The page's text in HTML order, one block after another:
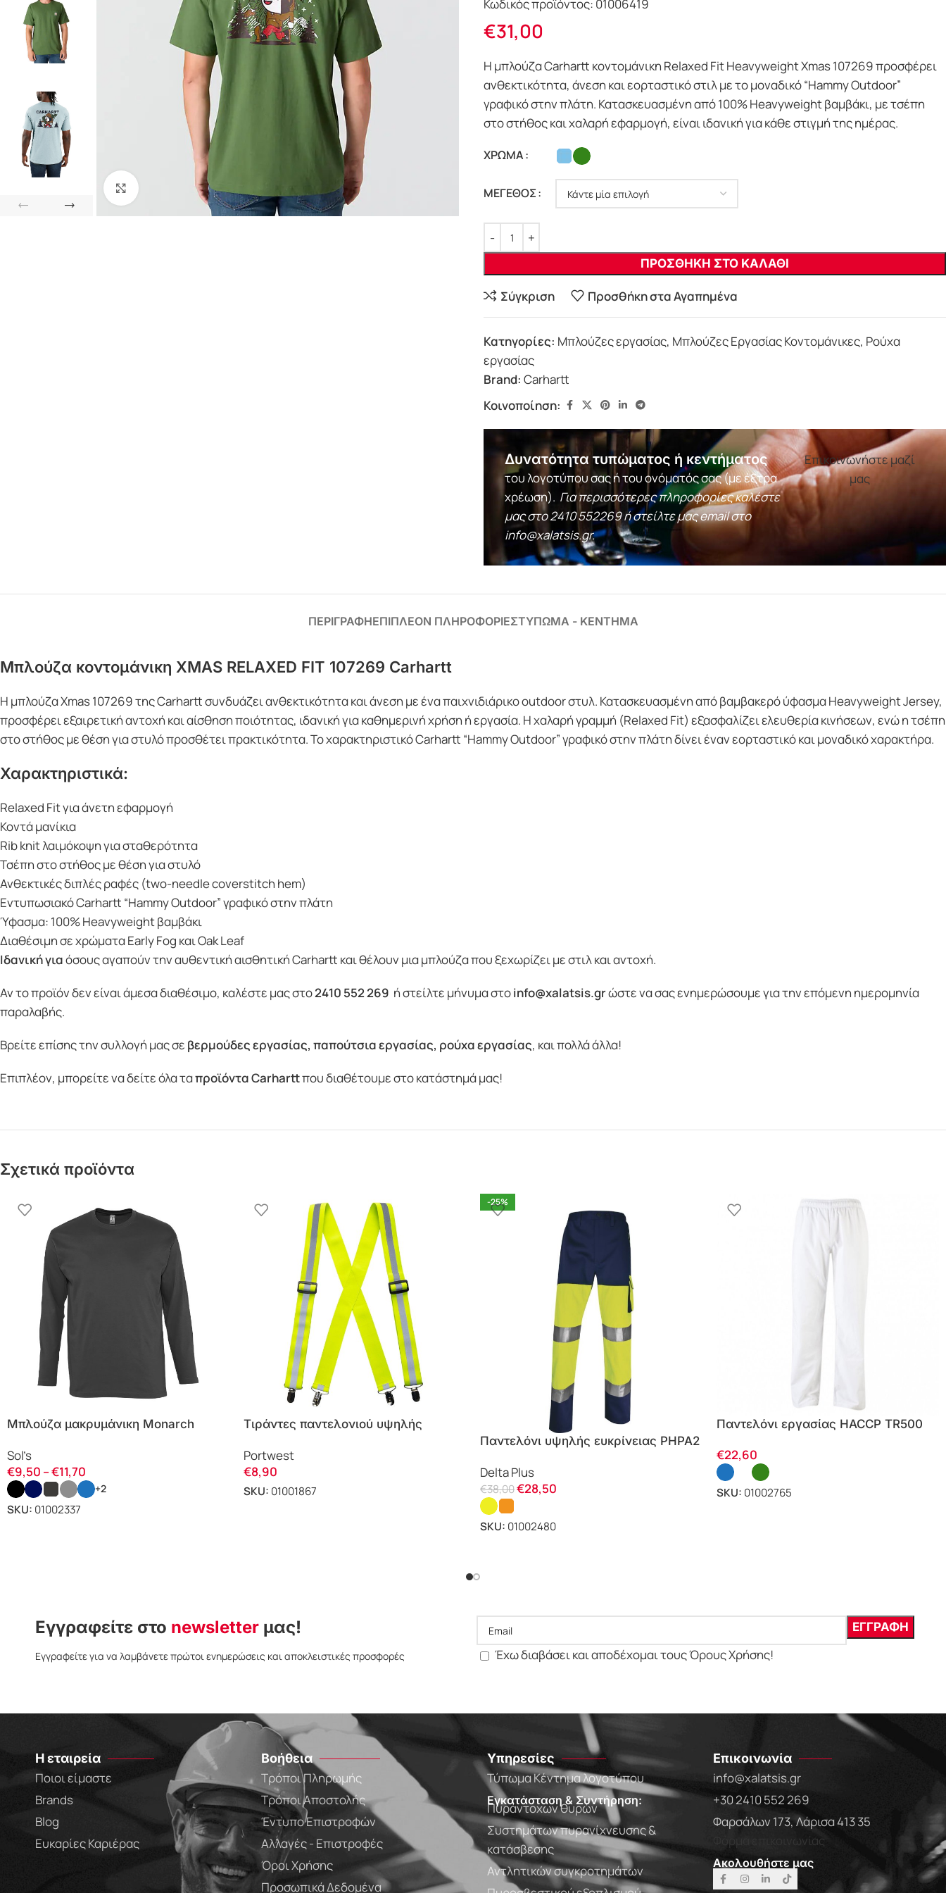
Click to enlarge
Κωδικός προϊόντος: 01006419
€31,00
Η μπλούζα Carhartt κοντομάνικη Relaxed Fit Heavyweight Xmas 107269 προσφέρει
ανθεκτικότητα, άνεση και εορταστικό στιλ με το μοναδικό “Hammy Outdoor”
γραφικό στην πλάτη. Κατασκευασμένη από 100% Heavyweight βαμβάκι, με τσέπη
στο στήθος και χαλαρή εφαρμογή, είναι ιδανική για κάθε στιγμή της ημέρας.
ΧΡΩΜΑ
ΜΕΓΕΘΟΣ
ΠΡΟΣΘΗΚΗ ΣΤΟ ΚΑΛΑΘΙ
Σύγκριση Προσθήκη στα Αγαπημένα
Κατηγορίες: Μπλούζες εργασίας, Μπλούζες Εργασίας Κοντομάνικες, Ρούχα
εργασίας
Brand: Carhartt
Κοινοποίηση:
Δυνατότητα τυπώματος ή κεντήματος
του λογοτύπου σας ή του ονόματός σας (με έξτρα
χρέωση). Για περισσότερες πληροφορίες καλέστε
μας στο2410 552269ή στείλτε μας email στο
info@xalatsis.gr.
Επικοινωνήστε μαζί
μας
ΠΕΡΙΓΡΑΦΗΕΠΙΠΛΕΟΝ ΠΛΗΡΟΦΟΡΙΕΣΤΥΠΩΜΑ - ΚΕΝΤΗΜΑ
Μπλούζα κοντομάνικη XMAS RELAXED FIT 107269 Carhartt
Η μπλούζα Xmas 107269 της Carhartt συνδυάζει ανθεκτικότητα και άνεση με ένα παιχνιδιάρικο outdoor στυλ. Κατασκευασμένη από βαμβακερό ύφασμα Heavyweight Jersey,
προσφέρει εξαιρετική αντοχή και αίσθηση ποιότητας, ιδανική για καθημερινή χρήση ή εργασία. Η χαλαρή γραμμή (Relaxed Fit) εξασφαλίζει ελευθερία κινήσεων, ενώ η τσέπη
στο στήθος με θέση για στυλό προσθέτει πρακτικότητα. Το χαρακτηριστικό Carhartt “Hammy Outdoor” γραφικό στην πλάτη δίνει έναν εορταστικό και μοναδικό χαρακτήρα.
Χαρακτηριστικά:
Relaxed Fit για άνετη εφαρμογή
Κοντά μανίκια
Rib knit λαιμόκοψη για σταθερότητα
Τσέπη στο στήθος με θέση για στυλό
Ανθεκτικές διπλές ραφές (two-needle coverstitch hem)
Εντυπωσιακό Carhartt “Hammy Outdoor” γραφικό στην πλάτη
Ύφασμα: 100% Heavyweight βαμβάκι
Διαθέσιμη σε χρώματα Early Fog και Oak Leaf
Ιδανική γιαόσους αγαπούν την αυθεντική αισθητική Carhartt και θέλουν μια μπλούζα που ξεχωρίζει με στιλ και αντοχή.
Αν το προϊόν δεν είναι άμεσα διαθέσιμο, καλέστε μας στο2410 552 269 ή στείλτε μήνυμα στοinfo@xalatsis.grώστε να σας ενημερώσουμε για την επόμενη ημερομηνία
παραλαβής.
Βρείτε επίσης την συλλογή μας σε βερμούδες εργασίας, παπούτσια εργασίας, ρούχα εργασίας, και πολλά άλλα!
Επιπλέον, μπορείτε να δείτε όλα ταπροϊόνταCarharttπου διαθέτουμε στο κατάστημά μας!
Σχετικά προϊόντα
Μπλούζα μακρυμάνικη Monarch
Sol’s
€9,50 –€11,70
+2
SKU: 01002337
Τιράντες παντελονιού υψηλής
Portwest
€8,90
SKU: 01001867
-25%
Παντελόνι υψηλής ευκρίνειας PHPA2
Delta Plus
€38,00€28,50
SKU: 01002480
Παντελόνι εργασίας HACCP TR500
€22,60
SKU: 01002765
Εγγραφείτε στο newsletter μας!
Εγγραφείτε για να λαμβάνετε πρώτοι ενημερώσεις και αποκλειστικές προσφορές Έχω διαβάσει και αποδέχομαι τους Όρους Χρήσης!
Η εταιρεία
Ποιοι είμαστε
Brands
Blog
Ευκαρίες Καριέρας
Βοήθεια
Τρόποι Πληρωμής
Τρόποι Αποστολής
Έντυπο Επιστροφών
Αλλαγές - Επιστροφές
Όροι Χρήσης
Προσωπικά Δεδομένα
Υπηρεσίες
Τύπωμα Κέντημα λογοτύπου
Εγκατάσταση & Συντήρηση:
Πυράντοχων θυρών
Συστημάτων πυρανίχνευσης &
κατάσβεσης
Αντλητικών συγκροτημάτων
Επικοινωνία
info@xalatsis.gr
+30 2410 552 269
Φαρσάλων 173, Λάρισα 413 35
Φόρμα επικοινωνίας
Ακολουθήστε μας